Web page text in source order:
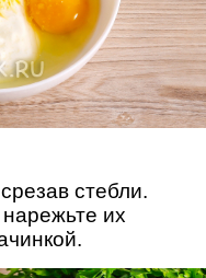
стебли.
их